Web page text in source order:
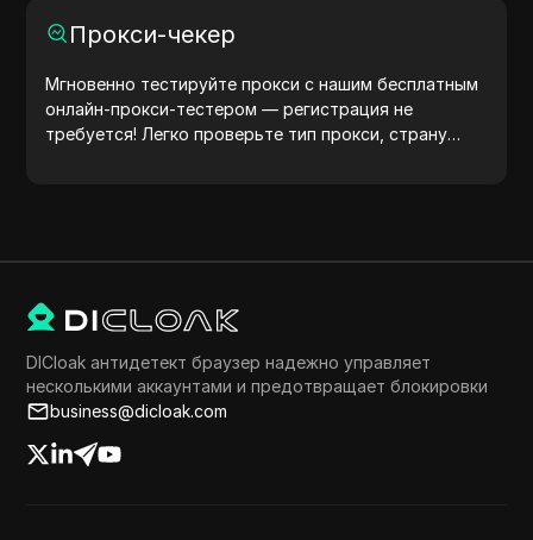
Упростите свои рабочие процессы — начните
Прокси-чекер
Мгновенно тестируйте прокси с нашим бесплатным
онлайн-прокси-тестером — регистрация не
требуется! Легко проверьте тип прокси, страну
DICloak антидетект браузер надежно управляет
несколькими аккаунтами и предотвращает блокировки
business@dicloak.com